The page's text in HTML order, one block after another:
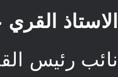
الاستاذ القري
نائب رئيس